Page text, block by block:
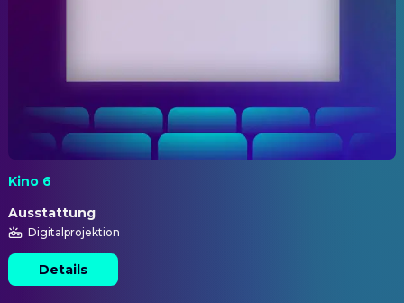
Kino 6
Ausstattung
Digitalprojektion
Details